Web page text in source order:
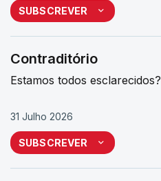
SUBSCREVER
Contraditório
Estamos todos esclarecidos?
31 Julho 2026
SUBSCREVER